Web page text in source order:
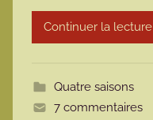
Continuer la lecture
Quatre saisons
7 commentaires